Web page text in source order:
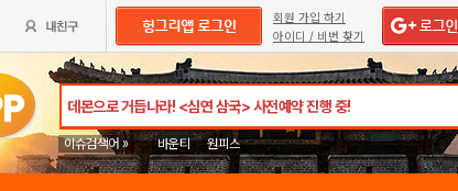
회원 가입 하기
아이디 / 비번 찾기
이슈검색어 » 바운티 원피스